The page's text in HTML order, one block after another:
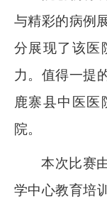
与精彩的病例
分展现了该医
力。值得一提
鹿寨县中医医
院。
本次比赛
学中心教育培